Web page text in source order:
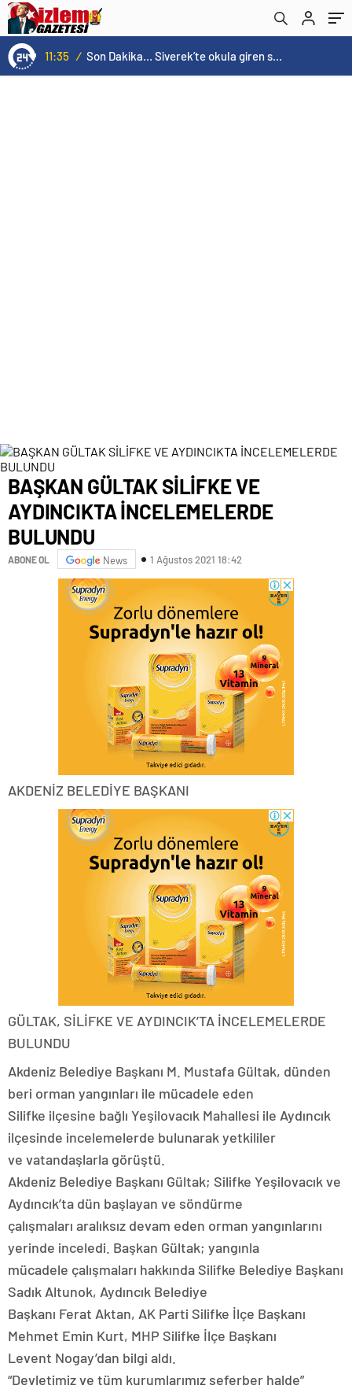
11:35 / Son Dakika… Siverek’te okula giren saldırgan ateş açtı! Yaralılar var
BAŞKAN GÜLTAK SİLİFKE VE
AYDINCIKTA İNCELEMELERDE
BULUNDU
ABONE OL News 1 Ağustos 2021 18:42
AKDENİZ BELEDİYE BAŞKANI
GÜLTAK, SİLİFKE VE AYDINCIK’TA İNCELEMELERDE
BULUNDU
Akdeniz Belediye Başkanı M. Mustafa Gültak, dünden
beri orman yangınları ile mücadele eden
Silifke ilçesine bağlı Yeşilovacık Mahallesi ile Aydıncık
ilçesinde incelemelerde bulunarak yetkililer
ve vatandaşlarla görüştü.
Akdeniz Belediye Başkanı Gültak; Silifke Yeşilovacık ve
Aydıncık’ta dün başlayan ve söndürme
çalışmaları aralıksız devam eden orman yangınlarını
yerinde inceledi. Başkan Gültak; yangınla
mücadele çalışmaları hakkında Silifke Belediye Başkanı
Sadık Altunok, Aydıncık Belediye
Başkanı Ferat Aktan, AK Parti Silifke İlçe Başkanı
Mehmet Emin Kurt, MHP Silifke İlçe Başkanı
Levent Nogay’dan bilgi aldı.
“Devletimiz ve tüm kurumlarımız seferber halde”